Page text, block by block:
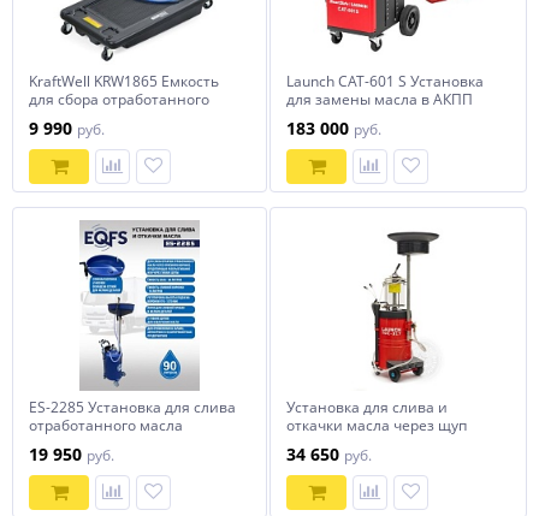
KraftWell KRW1865 Емкость
для сбора отработанного
колесах
9 990 руб.
Launch CAT-601 S Установка
для замены масла в АКПП
183 000 руб.
ES-2285 Установка для слива
отработанного масла
19 950 руб.
Установка для слива и
откачки масла через щуп
34 650 руб.